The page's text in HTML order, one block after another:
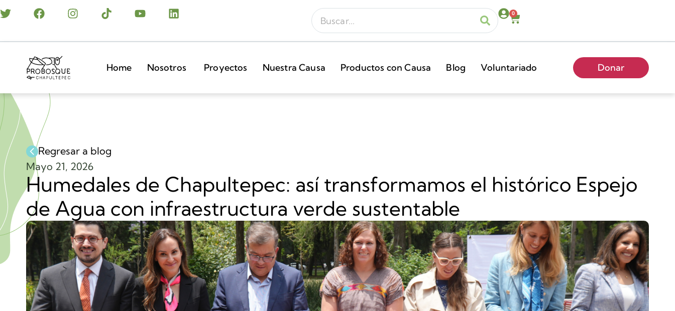
0
Home Nosotros Proyectos Nuestra Causa Productos con Causa Blog Voluntariado Donar
Regresar a blog
Mayo 21, 2026
Humedales de Chapultepec: así transformamos el histórico Espejo
de Agua con infraestructura verde sustentable